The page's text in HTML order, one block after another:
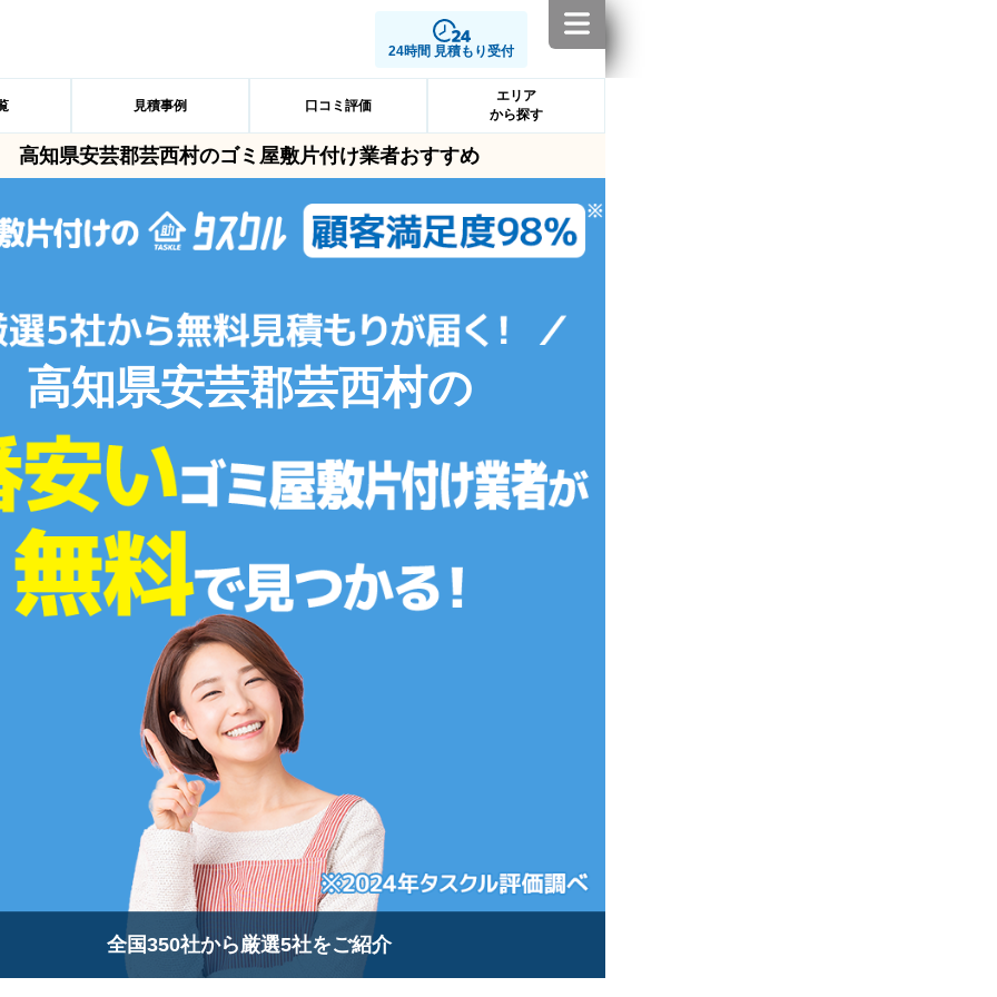
24時間 見積もり受付
見積事例 口コミ評価
エリア
から探す
高知県安芸郡芸西村のゴミ屋敷片付け業者おすすめ
高知県安芸郡芸西村の
全国350社から厳選5社をご紹介